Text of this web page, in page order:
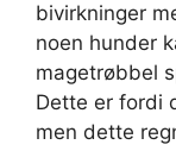
bivirkninger
noen hunder
magetrøbbel
Dette er fordi
men dette